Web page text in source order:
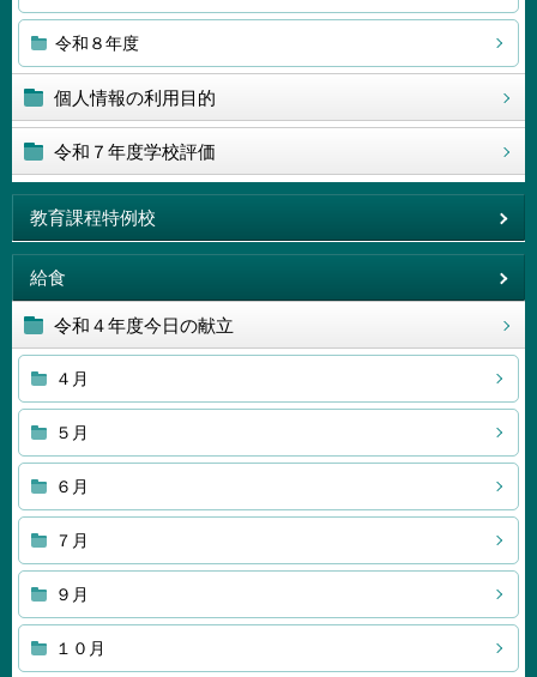
令和８年度
個人情報の利用目的
令和７年度学校評価
教育課程特例校
給食
令和４年度今日の献立
４月
５月
６月
７月
９月
１０月